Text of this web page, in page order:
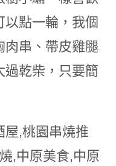
點一輪，我個
肉串、帶皮雞腿
過乾柴，只要簡